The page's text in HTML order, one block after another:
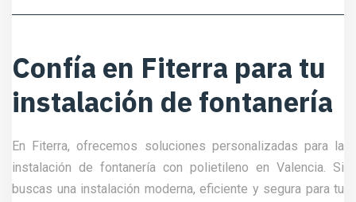
Confía en Fiterra para tu
instalación de fontanería
En Fiterra, ofrecemos soluciones personalizadas para la
instalación de fontanería con polietileno en Valencia. Si
buscas una instalación moderna, eficiente y segura para tu